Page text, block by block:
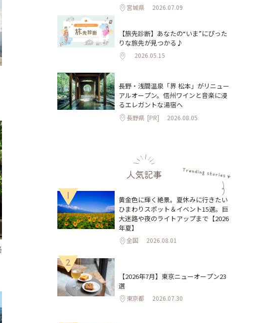
宮城県 2026.07.09
【旅先診断】あなたの“いま”にぴった
りな旅先が見つかる♪
2026.05.15
長野・浅間温泉「界 松本」がリニュー
アルオープン。信州ワインと音楽に浸
るエレガントな湯宿へ
長野県 [PR] 2026.08.05
人気記事
1
黄金色に輝く絶景。夏休みに行きたい
ひまわりスポット＆イベント15選。巨
大迷路や夜のライトアップまで【2026
年夏】
全国 2026.08.01
2
【2026年7月】東京ニューオープン23
選
東京都 2026.07.30